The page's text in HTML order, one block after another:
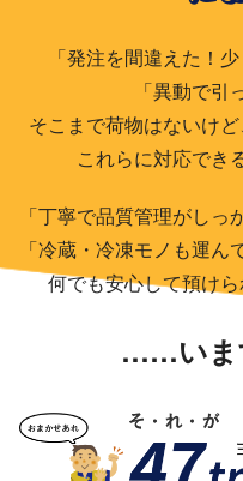
「発注を間違えた！
「異動で引
そこまで荷物はないけ
これらに対応でき
「丁寧で品質管理がしっ
「冷蔵・冷凍モノも運ん
何でも安心して預けら
……いま